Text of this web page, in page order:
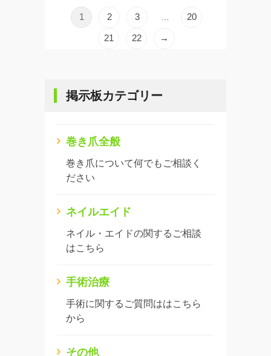
1 2 3 20
21 22 →
掲示板カテゴリー
巻き爪全般
巻き爪について何でもご相談く
ださい
ネイルエイド
ネイル・エイドの関するご相談
はこちら
手術治療
手術に関するご質問ははこちら
から
その他